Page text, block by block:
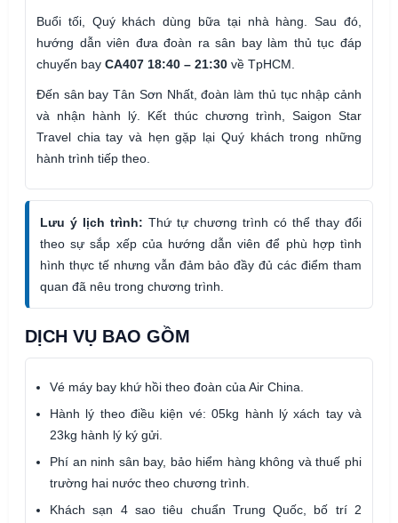
Buổi tối, Quý khách dùng bữa tại nhà hàng. Sau đó,
hướng dẫn viên đưa đoàn ra sân bay làm thủ tục đáp
chuyến bay CA407 18:40 – 21:30 về TpHCM.
Đến sân bay Tân Sơn Nhất, đoàn làm thủ tục nhập cảnh
và nhận hành lý. Kết thúc chương trình, Saigon Star
Travel chia tay và hẹn gặp lại Quý khách trong những
hành trình tiếp theo.
Lưu ý lịch trình: Thứ tự chương trình có thể thay đổi
theo sự sắp xếp của hướng dẫn viên để phù hợp tình
hình thực tế nhưng vẫn đảm bảo đầy đủ các điểm tham
quan đã nêu trong chương trình.
DỊCH VỤ BAO GỒM
Vé máy bay khứ hồi theo đoàn của Air China.
Hành lý theo điều kiện vé: 05kg hành lý xách tay và
23kg hành lý ký gửi.
Phí an ninh sân bay, bảo hiểm hàng không và thuế phi
trường hai nước theo chương trình.
Khách sạn 4 sao tiêu chuẩn Trung Quốc, bố trí 2